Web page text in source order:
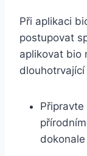
Při aplikaci
⁣postupovat‌
aplikovat ⁣bio